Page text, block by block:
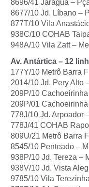
8696/41 Jaraguá –
8677/10 Jd. Líbano –
877T/10 Vila
938C/10 COHAB
948A/10 Vila Zatt –
Av. Antártica – 12
177Y/10 Metrô Barra
2014/10 Jd. Pery Alto
209P/10
209P/01
778J/10 Jd. Arpoador
778J/41 COHAB
809U/21 Metrô Barra
8545/10 Penteado –
938P/10 Jd. Tereza –
938V/10 Jd. Vista
9785/10 Vila